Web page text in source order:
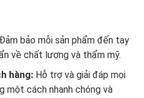
bảo mỗi sản phẩm đến tay
về chất lượng và thẩm mỹ.
hàng:Hỗ trợ và giải đáp mọi
một cách nhanh chóng và